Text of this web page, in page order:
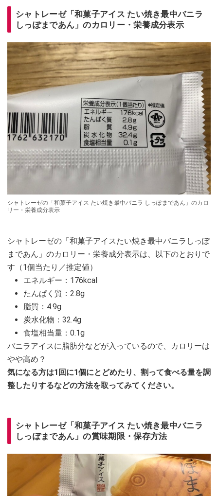
シャトレーゼ「和菓子アイス たい焼き最中バニラ
しっぽまであん」のカロリー・栄養成分表示
シャトレーゼの「和菓子アイス たい焼き最中バニラ しっぽまであん」のカロ
リー・栄養成分表示
シャトレーゼの「和菓子アイスたい焼き最中バニラしっぽ
まであん」のカロリー・栄養成分表示は、以下のとおりで
す（1個当たり／推定値）
エネルギー：176kcal
たんぱく質：2.8g
脂質：4.9g
炭水化物：32.4g
食塩相当量：0.1g
バニラアイスに脂肪分などが入っているので、カロリーは
やや高め？
気になる方は1回に1個にとどめたり、割って食べる量を調
整したりするなどの方法を取ってみてください。
シャトレーゼ「和菓子アイス たい焼き最中バニラ
しっぽまであん」の賞味期限・保存方法